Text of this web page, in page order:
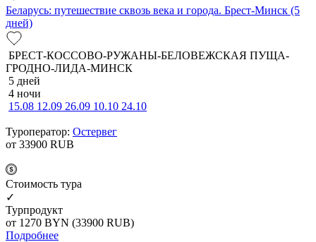
Беларусь: путешествие сквозь века и города. Брест-Минск (5
дней)
БРЕСТ-КОССОВО-РУЖАНЫ-БЕЛОВЕЖСКАЯ ПУЩА-
ГРОДНО-ЛИДА-МИНСК
5 дней
4 ночи
15.08 12.09 26.09 10.10 24.10
Туроператор: Остервег
от 33900 RUB
Cтоимость тура
✓
Турпродукт
от 1270 BYN (33900 RUB)
Подробнее